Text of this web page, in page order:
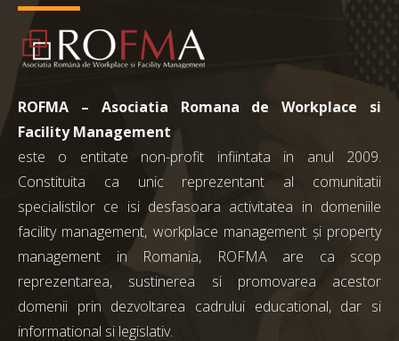
ROFMA – Asociatia Romana de Workplace si
Facility Management
este o entitate non-profit infiintata in anul 2009.
Constituita ca unic reprezentant al comunitatii
specialistilor ce isi desfasoara activitatea in domeniile
facility management, workplace management și property
management in Romania, ROFMA are ca scop
reprezentarea, sustinerea si promovarea acestor
domenii prin dezvoltarea cadrului educational, dar si
informational si legislativ.